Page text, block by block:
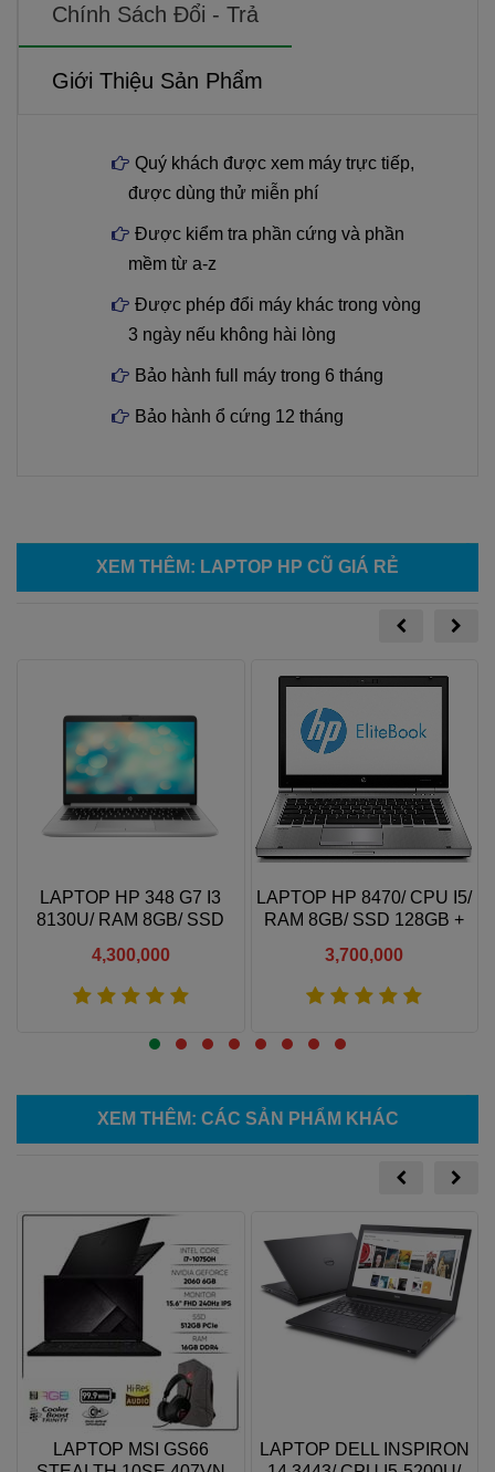
Chính Sách Đổi - Trả
Giới Thiệu Sản Phẩm
Quý khách được xem máy trực tiếp,
được dùng thử miễn phí
Được kiểm tra phần cứng và phần
mềm từ a-z
Được phép đổi máy khác trong vòng
3 ngày nếu không hài lòng
Bảo hành full máy trong 6 tháng
Bảo hành ổ cứng 12 tháng
XEM THÊM: LAPTOP HP CŨ GIÁ RẺ
LAPTOP HP 348 G7 I3
8130U/ RAM 8GB/ SSD
4,300,000
Xem thêm
LAPTOP HP 8470/ CPU I5/
RAM 8GB/ SSD 128GB +
3,700,000
Xem thêm
XEM THÊM: CÁC SẢN PHẨM KHÁC
LAPTOP MSI GS66
LAPTOP DELL INSPIRON